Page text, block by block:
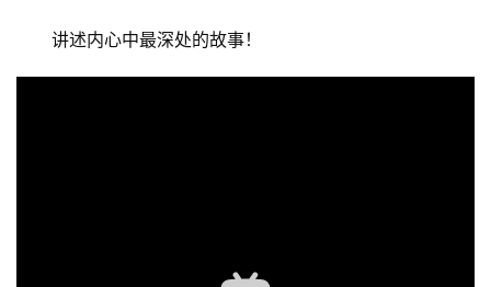
讲述内心中最深处的故事！